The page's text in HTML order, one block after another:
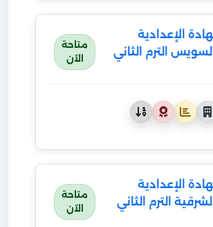
الإعدادية
الترم الثاني
متاحة
الآن
الإعدادية
الترم الثاني
متاحة
الآن